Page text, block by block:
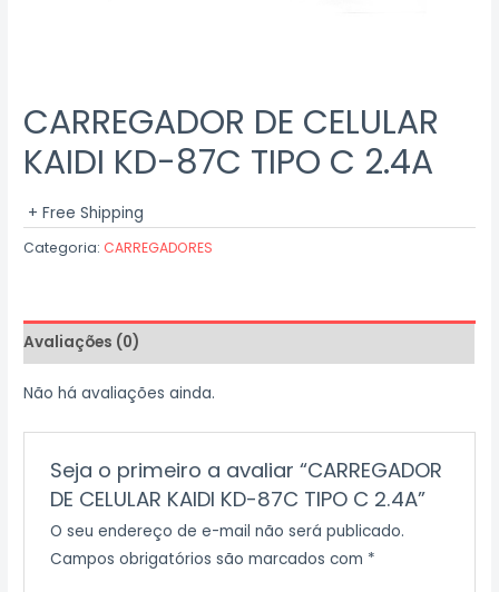
CARREGADOR DE CELULAR
KAIDI KD-87C TIPO C 2.4A
+ Free Shipping
Categoria: CARREGADORES
Avaliações (0)
Não há avaliações ainda.
Seja o primeiro a avaliar “CARREGADOR
DE CELULAR KAIDI KD-87C TIPO C 2.4A”
O seu endereço de e-mail não será publicado.
Campos obrigatórios são marcados com *